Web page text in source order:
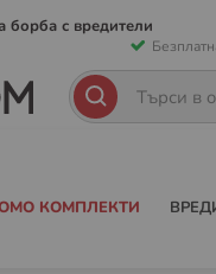
борба с вредители
към
ТърсенеТърсене
КОМПЛЕКТИ